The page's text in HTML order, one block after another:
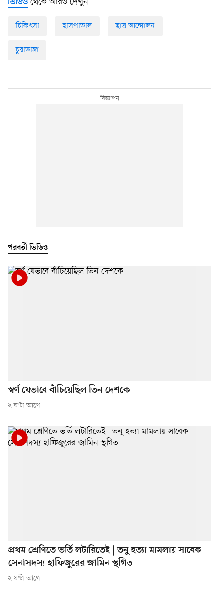
ভিডিও
চিকিৎসা হাসপাতাল ছাত্র আন্দোলন
চুয়াডাঙ্গা
পরবর্তী ভিডিও
স্বর্ণ যেভাবে বাঁচিয়েছিল তিন দেশকে
২ ঘণ্টা আগে
প্রথম শ্রেণিতে ভর্তি লটারিতেই | তনু হত্যা মামলায় সাবেক
সেনাসদস্য হাফিজুরের জামিন স্থগিত
২ ঘণ্টা আগে